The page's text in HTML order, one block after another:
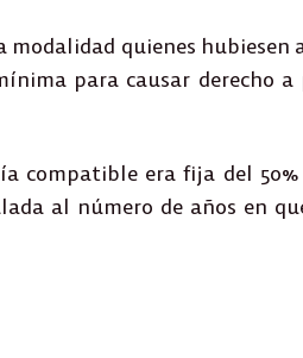
modalidad quienes hubiesen
para causar derecho a
compatible era fija del
al número de años en